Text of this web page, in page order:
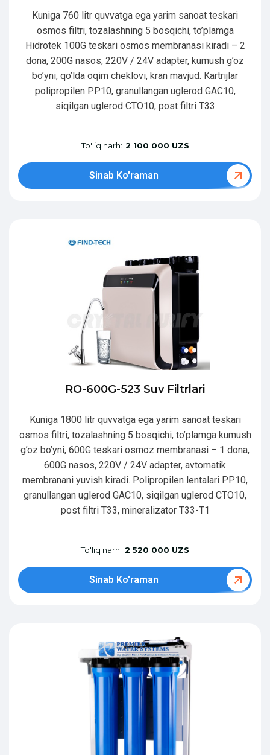
Kuniga 760 litr quvvatga ega yarim sanoat teskari
osmos filtri, tozalashning 5 bosqichi, to’plamga
Hidrotek 100G teskari osmos membranasi kiradi – 2
dona, 200G nasos, 220V / 24V adapter, kumush g’oz
bo’yni, qo’lda oqim cheklovi, kran mavjud. Kartrijlar
polipropilen PP10, granullangan uglerod GAC10,
siqilgan uglerod CTO10, post filtri T33
To'liq narh: 2 100 000 UZS
Sinab Ko'raman
RO-600G-523 Suv Filtrlari
Kuniga 1800 litr quvvatga ega yarim sanoat teskari
osmos filtri, tozalashning 5 bosqichi, to’plamga kumush
g’oz bo’yni, 600G teskari osmoz membranasi – 1 dona,
600G nasos, 220V / 24V adapter, avtomatik
membranani yuvish kiradi. Polipropilen lentalari PP10,
granullangan uglerod GAC10, siqilgan uglerod CTO10,
post filtri T33, mineralizator T33-T1
To'liq narh: 2 520 000 UZS
Sinab Ko'raman